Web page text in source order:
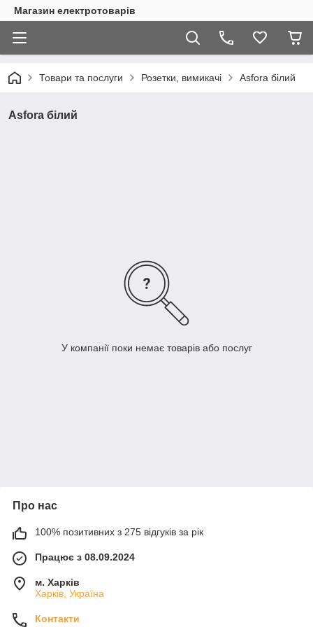
Магазин електротоварів
Товари та послуги Розетки, вимикачі Asfora білий
Asfora білий
У компанії поки немає товарів або послуг
Про нас
100% позитивних з 275 відгуків за рік
Працює з 08.09.2024
м. Харків
Харків, Україна
Контакти